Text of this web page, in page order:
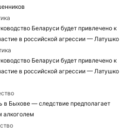
Беларуси будет привлечено к
в российской агрессии — Латушко
Беларуси будет привлечено к
в российской агрессии — Латушко
в Быхове — следствие предполагает
алкоголем